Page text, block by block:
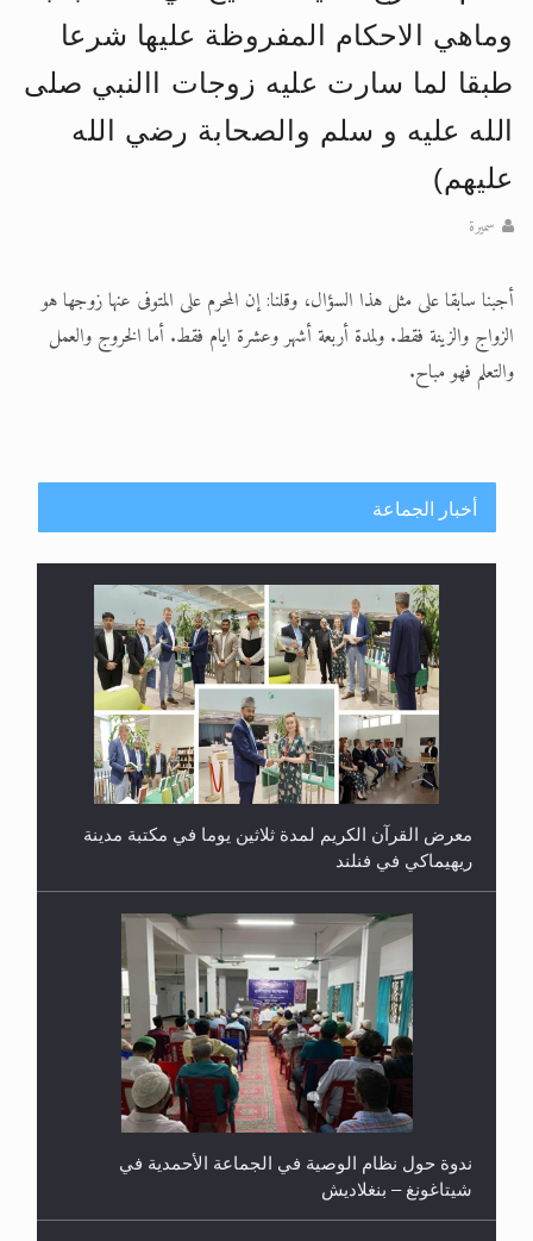
وماهي الاحكام المفروظة عليها شرعا
طبقا لما سارت عليه زوجات االنبي صلى
الله عليه و سلم والصحابة رضي الله
عليهم)
سميرة
أجبنا سابقا على مثل هذا السؤال، وقلنا: إن المحرم على المتوفى عنها زوجها هو
الزواج والزينة فقط. ولمدة أربعة أشهر وعشرة ايام فقط. أما الخروج والعمل
والتعلم فهو مباح.
أخبار الجماعة
معرض القرآن الكريم لمدة ثلاثين يوما في مكتبة مدينة
ريهيماكي في فنلند
ندوة حول نظام الوصية في الجماعة الأحمدية في
شيتاغونغ – بنغلاديش